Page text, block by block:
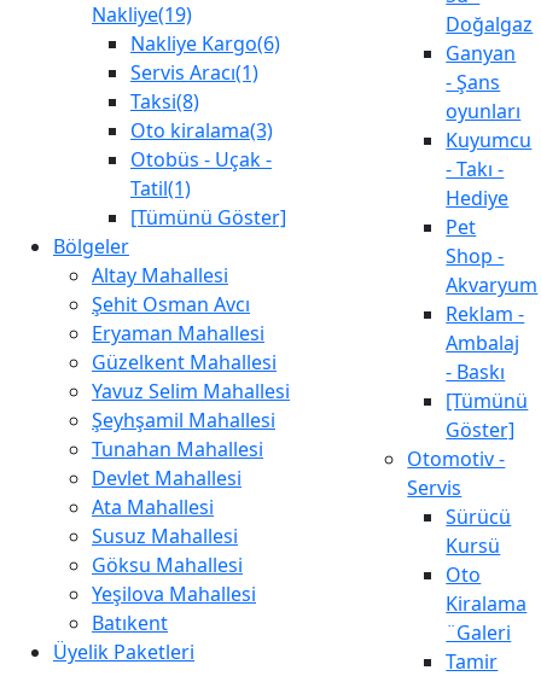
Nakliye(19)
Nakliye Kargo(6)
Servis Aracı(1)
Taksi(8)
Oto kiralama(3)
Otobüs - Uçak -
Tatil(1)
[Tümünü Göster]
Bölgeler
Altay Mahallesi
Şehit Osman Avcı
Eryaman Mahallesi
Güzelkent Mahallesi
Yavuz Selim Mahallesi
Şeyhşamil Mahallesi
Tunahan Mahallesi
Devlet Mahallesi
Ata Mahallesi
Susuz Mahallesi
Göksu Mahallesi
Yeşilova Mahallesi
Batıkent
Üyelik Paketleri
Doğalgaz
Ganyan
- Şans
oyunları
Kuyumcu
- Takı -
Hediye
Pet
Shop -
Akvaryum
Reklam -
Ambalaj
- Baskı
[Tümünü
Göster]
Otomotiv -
Servis
Sürücü
Kursü
Oto
Kiralama
¨Galeri
Tamir